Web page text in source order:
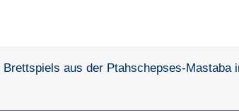
aus der Ptahschepses-Mastaba